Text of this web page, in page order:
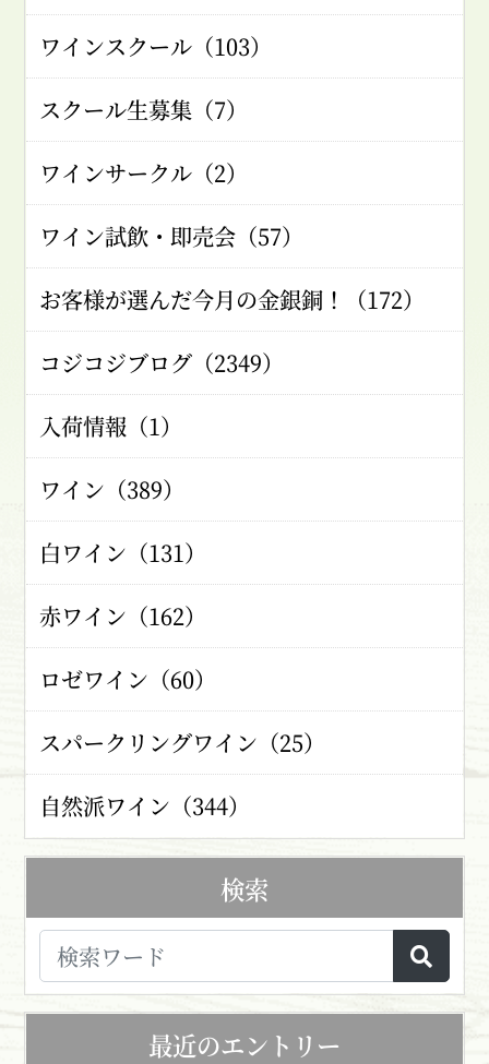
ワインスクール（103）
スクール生募集（7）
ワインサークル（2）
ワイン試飲・即売会（57）
お客様が選んだ今月の金銀銅！（172）
コジコジブログ（2349）
入荷情報（1）
ワイン（389）
白ワイン（131）
赤ワイン（162）
ロゼワイン（60）
スパークリングワイン（25）
自然派ワイン（344）
検索
最近のエントリー